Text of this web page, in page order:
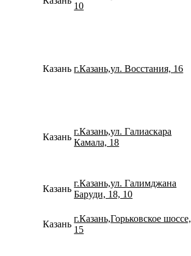
10
Казань г.Казань,ул. Восстания, 16
Казань
г.Казань,ул. Галиаскара
Камала, 18
Казань
г.Казань,ул. Галимджана
Баруди, 18, 10
Казань
г.Казань,Горьковское шоссе,
15